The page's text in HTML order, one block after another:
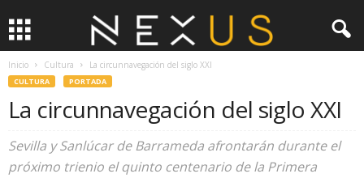
Inicio Cultura La circunnavegación del siglo XXI
CULTURA PORTADA
La circunnavegación del siglo XXI
Sevilla y Sanlúcar de Barrameda afrontarán durante el
próximo trienio el quinto centenario de la Primera